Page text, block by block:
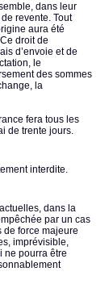
dans leur
revente. Tout
aura été
droit de
d’envoie et de
le
des sommes
la
fera tous les
de trente jours.
interdite.
dans la
par un cas
de force majeure
imprévisible,
ne pourra être